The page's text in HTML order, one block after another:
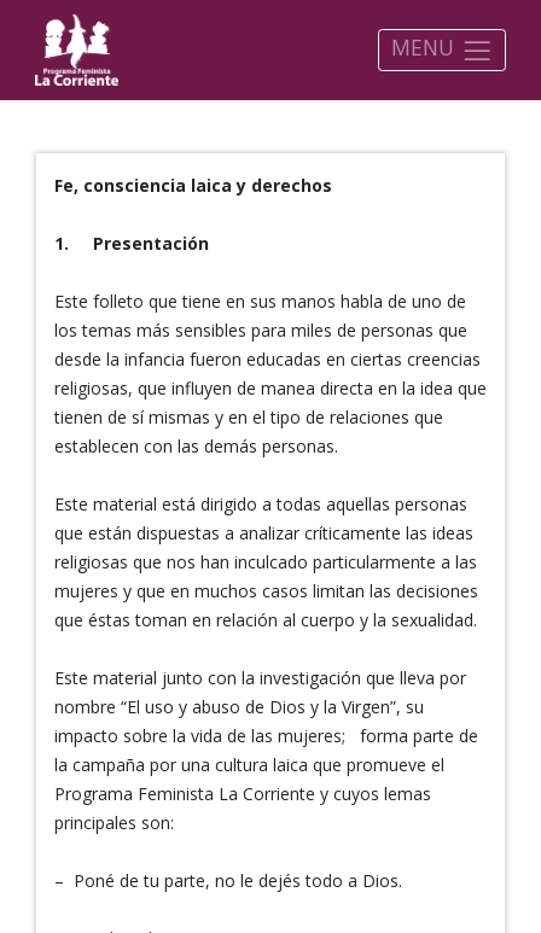
MENU
Fe, consciencia laica y derechos
1. Presentación
Este folleto que tiene en sus manos habla de uno de
los temas más sensibles para miles de personas que
desde la infancia fueron educadas en ciertas creencias
religiosas, que influyen de manea directa en la idea que
tienen de sí mismas y en el tipo de relaciones que
establecen con las demás personas.
Este material está dirigido a todas aquellas personas
que están dispuestas a analizar críticamente las ideas
religiosas que nos han inculcado particularmente a las
mujeres y que en muchos casos limitan las decisiones
que éstas toman en relación al cuerpo y la sexualidad.
Este material junto con la investigación que lleva por
nombre “El uso y abuso de Dios y la Virgen”, su
impacto sobre la vida de las mujeres; forma parte de
la campaña por una cultura laica que promueve el
Programa Feminista La Corriente y cuyos lemas
principales son:
– Poné de tu parte, no le dejés todo a Dios.